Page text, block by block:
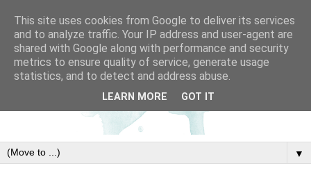
▼
This site uses cookies from Google to deliver its services
and to analyze traffic. Your IP address and user-agent are
shared with Google along with performance and security
metrics to ensure quality of service, generate usage
statistics, and to detect and address abuse.
LEARN MORE GOT IT